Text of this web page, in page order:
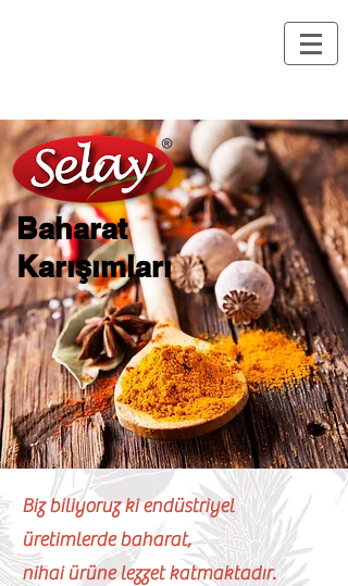
Baharat
Karışımları
Biz biliyoruz ki endüstriyel
üretimlerde baharat,
nihai ürüne lezzet katmaktadır.